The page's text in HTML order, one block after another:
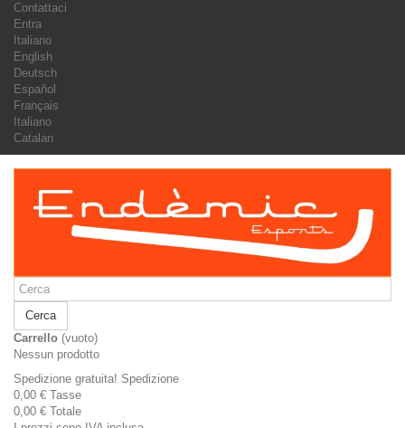
Contattaci
Entra
Italiano
English
Deutsch
Español
Français
Italiano
Catalan
Cerca
Carrello (vuoto)
Nessun prodotto
Spedizione gratuita! Spedizione
0,00 € Tasse
0,00 € Totale